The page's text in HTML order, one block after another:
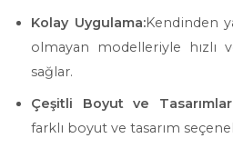
Kolay Uygulama:Kendinden
olmayan modelleriyle hızlı
sağlar.
Çeşitli Boyut ve
farklı boyut ve tasarım